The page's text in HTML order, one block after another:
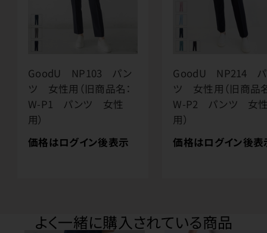
GoodU NP103 パン
ツ 女性用（旧商品名：
W-P1 パンツ 女性
用）
価格はログイン後表示
GoodU NP214
ツ 女性用（旧商品
W-P2 パンツ 女
用）
価格はログイン後表
よく一緒に購入されている商品